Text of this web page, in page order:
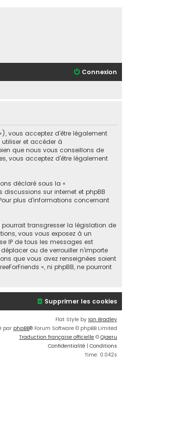
Connexion
vous acceptez d’être légalement
et accéder à
que nous vous conseillons de
vous acceptez d’être légalement
déclaré sous la «
sur internet et phpBB
plus d’informations concernant
transgresser la législation de
vous vous exposez à un
IP de tous les messages est
ou de verrouiller n’importe
que vous avez renseignées soient
», ni phpBB, ne pourront
Supprimer les cookies
Flat Style by Ian Bradley
par phpBB® Forum Software © phpBB Limited
Traduction française officielle © Qiaeru
Confidentialité | Conditions
Time: 0.042s